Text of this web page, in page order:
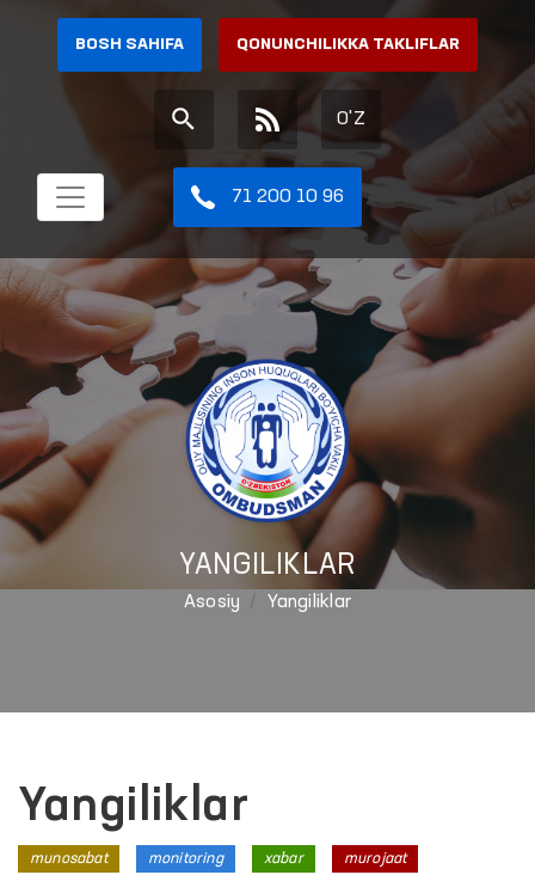
BOSH SAHIFA QONUNCHILIKKA TAKLIFLAR
O'Z
71 200 10 96
YANGILIKLAR
Asosiy Yangiliklar
Yangiliklar
munosabat monitoring xabar murojaat